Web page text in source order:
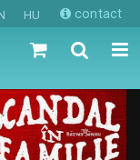
HU contact